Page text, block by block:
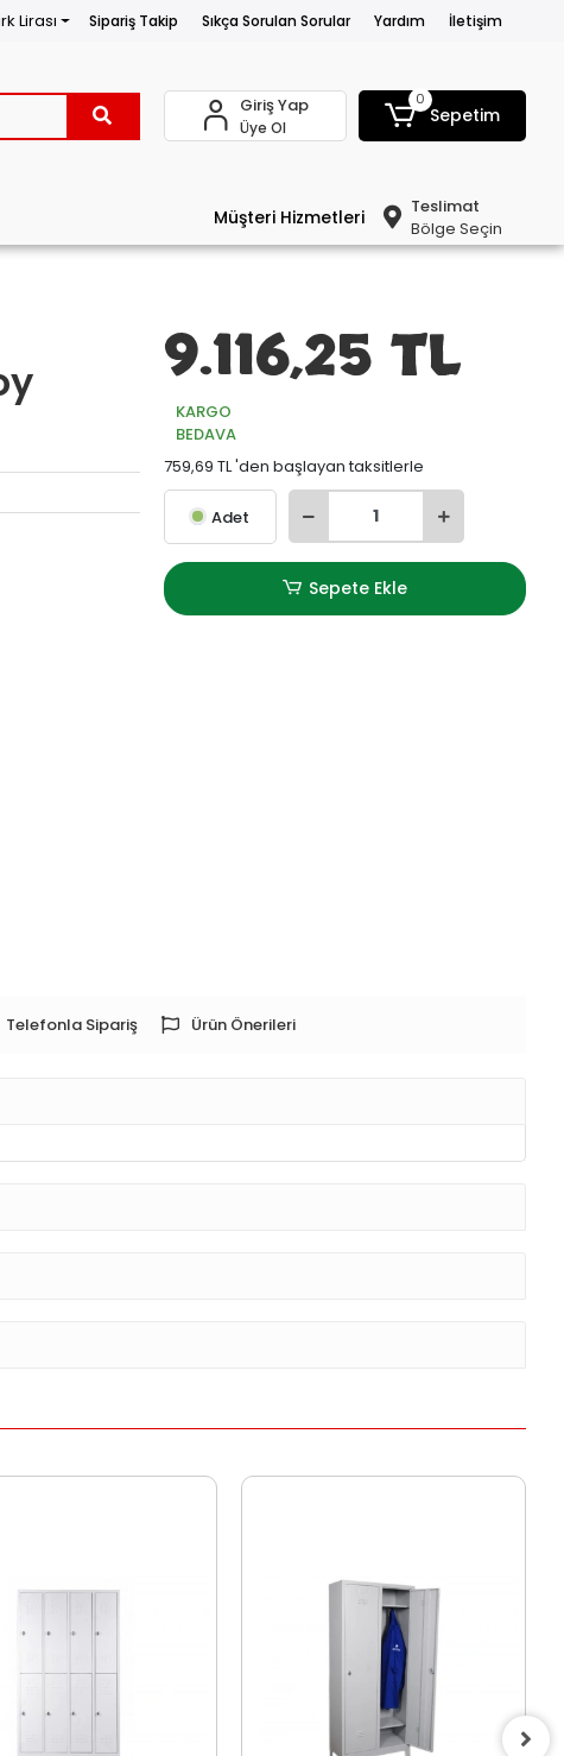
Lirası Sipariş Takip Sıkça Sorulan Sorular Yardım İletişim
Giriş Yap
Üye Ol
0
Sepetim
Müşteri Hizmetleri
Teslimat
Bölge Seçin
9.116,25 TL
KARGO
BEDAVA
759,69 TL 'den başlayan taksitlerle
Adet
Sepete Ekle
Telefonla Sipariş Ürün Önerileri